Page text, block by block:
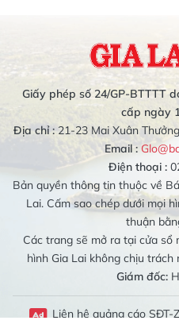
Giấy phép số 24/GP-BTTTT
cấp ngày
Địa chỉ :21-23 Mai Xuân
Email :
Điện thoại :
Bản quyền thông tin thuộc về
Lai. Cấm sao chép dưới mọi
thuận
Các trang sẽ mở ra tại cửa sổ
hình Gia Lai không chịu
Giám đốc:
Liên hệ quảng cáo SĐT-